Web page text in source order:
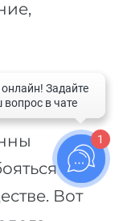
их
Вот
1